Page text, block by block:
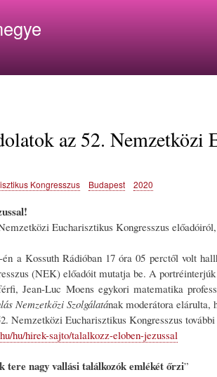
az 52. Nemzetközi
Kongresszus Budapest 2020
Eucharisztikus Kongresszus
én a Kossuth Rádióban 17 óra 05 perctől volt
(NEK) előadóit mutatja be. A
Jean-Luc Moens egykori matematika
Nemzetközi Szolgálatának moderátora elárulta,
Nemzetközi Eucharisztikus Kongresszus
hu/hirek-sajto/talalkozz-eloben-jezussal
tere nagy vallási találkozók emlékét őrzi”